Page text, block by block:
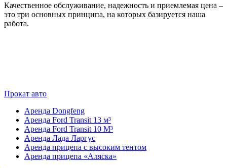
Качественное обслуживание, надежность и приемлемая цена –
это три основных принципа, на которых базируется наша
работа.
Прокат авто
Аренда Dongfeng
Аренда Ford Transit 13 м³
Аренда Ford Transit 10 М³
Аренда Лада Ларгус
Аренда прицепа с высоким тентом
Аренда прицепа «Аляска»